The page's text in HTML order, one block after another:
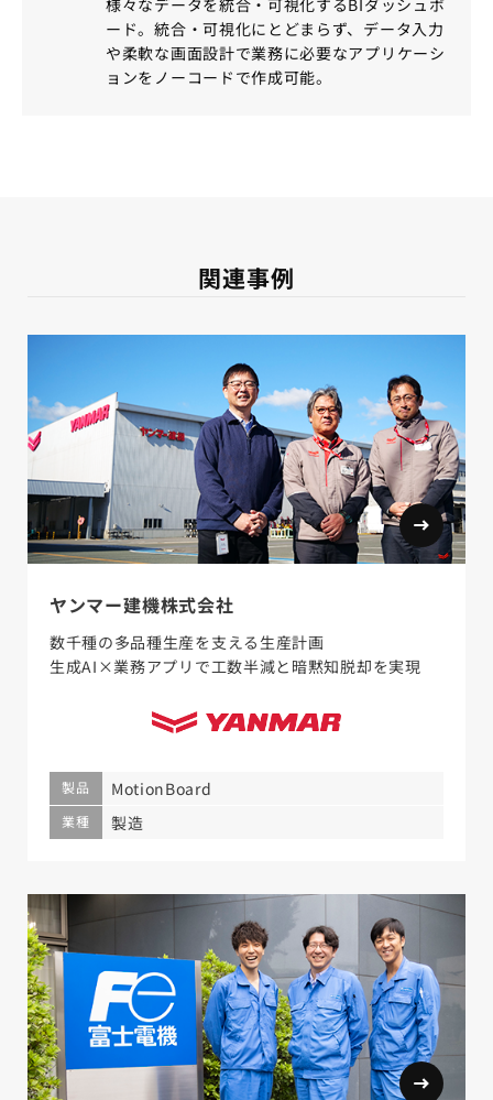
様々なデータを統合・可視化するBIダッシュボ
ード。統合・可視化にとどまらず、データ入力
や柔軟な画面設計で業務に必要なアプリケーシ
ョンをノーコードで作成可能。
関連事例
ヤンマー建機株式会社
数千種の多品種生産を支える生産計画
生成AI×業務アプリで工数半減と暗黙知脱却を実現
製品 MotionBoard
業種 製造